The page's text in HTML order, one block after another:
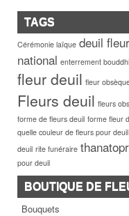
TAGS
Cérémonie laïque deuil fleur
national enterrement
fleur deuil fleur
Fleurs deuil fleurs
forme de fleurs deuil forme fleur
quelle couleur de fleurs pour deuil
deuil rite funéraire
pour deuil
BOUTIQUE DE
Bouquets